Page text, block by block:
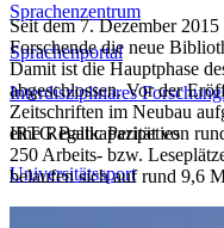
Seit dem 7. Dezember
Forschende die neue
Damit ist die Hauptphase
abgeschlossen. Vor der
Zeitschriften im Neubau
eine Regalkapazität von
250 Arbeits- bzw.
belaufen sich auf rund 9,6
Sprachenzentrum
Sprachenportal
Interdisziplinäres
IRTG Baltic Peripeties
Universitätssport
Interdisziplinäres Zentrum